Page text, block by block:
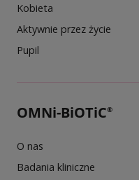
Kobieta
Aktywnie przez życie
Pupil
OMNi-BiOTiC®
O nas
Badania kliniczne